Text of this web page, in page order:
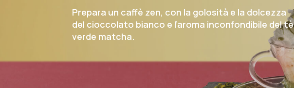
Prepara un caffè zen, con la golosità e la dolcezza
del cioccolato bianco e l’aroma inconfondibile del tè
verde matcha.